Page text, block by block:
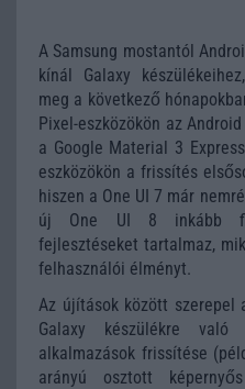
A Samsung mostantól
kínál Galaxy
meg a következő
Pixel-eszközökön az
a Google Material 3
eszközökön a frissítés
hiszen a One UI 7 már
új One UI 8 inkább
fejlesztéseket tartalmaz,
felhasználói élményt.
Az újítások között szerepel
Galaxy készülékre való
alkalmazások frissítése
arányú osztott